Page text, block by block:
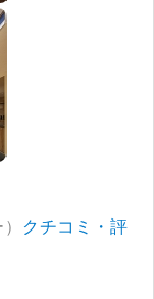
クチコミ・評